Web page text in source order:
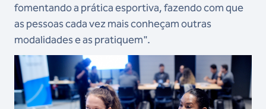
fomentando a prática esportiva, fazendo com que
as pessoas cada vez mais conheçam outras
modalidades e as pratiquem".